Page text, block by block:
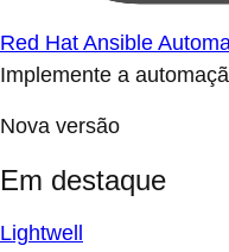
Red Hat Ansible
Implemente a
Nova versão
Em destaque
Lightwell